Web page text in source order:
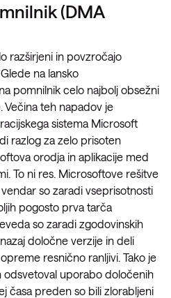
(DMA
razširjeni in povzročajo
na lansko
pomnilnik celo najbolj obsežni
Večina teh napadov je
sistema Microsoft
razlog za zelo prisoten
orodja in aplikacije med
To ni res. Microsoftove rešitve
so zaradi vseprisotnosti
pogosto prva tarča
so zaradi zgodovinskih
določne verzije in deli
resnično ranljivi. Tako je
uporabo določenih
časa preden so bili zlorabljeni